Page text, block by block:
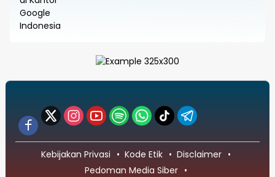
Kebijakan Privasi Kode Etik
Disclaimer
Pedoman Media Siber